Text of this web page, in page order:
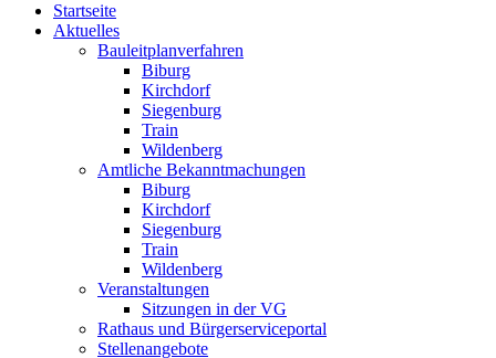
Startseite
Aktuelles
Bauleitplanverfahren
Biburg
Kirchdorf
Siegenburg
Train
Wildenberg
Amtliche Bekanntmachungen
Biburg
Kirchdorf
Siegenburg
Train
Wildenberg
Veranstaltungen
Sitzungen in der VG
Rathaus und Bürgerserviceportal
Stellenangebote